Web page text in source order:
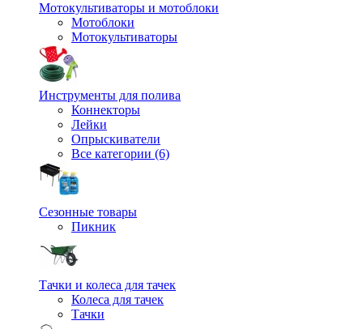
Мотокультиваторы и мотоблоки
Мотоблоки
Мотокультиваторы
Инструменты для полива
Коннекторы
Лейки
Опрыскиватели
Все категории (6)
Сезонные товары
Пикник
Тачки и колеса для тачек
Колеса для тачек
Тачки